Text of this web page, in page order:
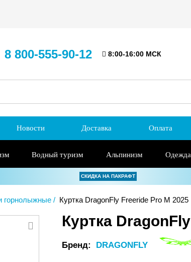
8 800-555-90-12 8:00-16:00 МСК
Новости Доставка Оплата
Водный туризм Альпинизм Одежда
СКИДКА НА ПАКРАФТ
горнолыжные Куртка DragonFly Freeride Pro M 2025
Куртка
Бренд: DRAGONFLY